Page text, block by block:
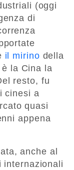
(oggi
di
il mirino della
la Cina la
resto, fu
cinesi a
quasi
appena
anche al
internazionali